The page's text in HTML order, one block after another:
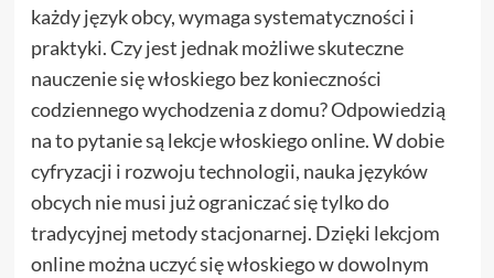
każdy język obcy, wymaga systematyczności i
praktyki. Czy jest jednak możliwe skuteczne
nauczenie się włoskiego bez konieczności
codziennego wychodzenia z domu? Odpowiedzią
na to pytanie są lekcje włoskiego online. W dobie
cyfryzacji i rozwoju technologii, nauka języków
obcych nie musi już ograniczać się tylko do
tradycyjnej metody stacjonarnej. Dzięki lekcjom
online można uczyć się włoskiego w dowolnym